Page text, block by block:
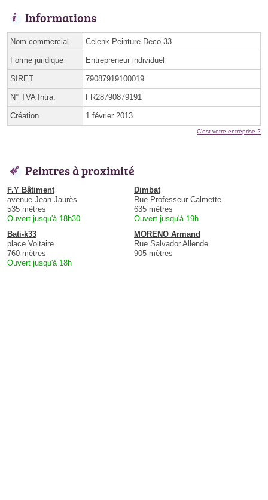
Informations
Nom commercial Celenk Peinture Deco 33
Forme juridique Entrepreneur individuel
SIRET 79087919100019
N° TVA Intra. FR28790879191
Création 1 février 2013
C'est votre entreprise ?
Peintres à proximité
F.Y Bâtiment
avenue Jean Jaurès
535 mètres
Ouvert jusqu'à 18h30
Dimbat
Rue Professeur Calmette
635 mètres
Ouvert jusqu'à 19h
Bati-k33
place Voltaire
760 mètres
Ouvert jusqu'à 18h
MORENO Armand
Rue Salvador Allende
905 mètres